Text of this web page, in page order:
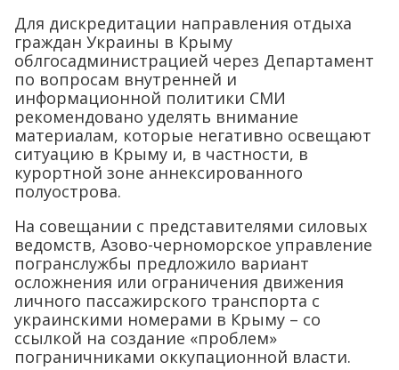
Для дискредитации направления отдыха
граждан Украины в Крыму
облгосадминистрацией через Департамент
по вопросам внутренней и
информационной политики СМИ
рекомендовано уделять внимание
материалам, которые негативно освещают
ситуацию в Крыму и, в частности, в
курортной зоне аннексированного
полуострова.
На совещании с представителями силовых
ведомств, Азово-черноморское управление
погранслужбы предложило вариант
осложнения или ограничения движения
личного пассажирского транспорта с
украинскими номерами в Крыму – со
ссылкой на создание «проблем»
пограничниками оккупационной власти.